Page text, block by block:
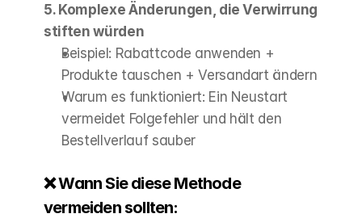
5. Komplexe Änderungen, die Verwirrung
stiften würden
Beispiel: Rabattcode anwenden +
Produkte tauschen + Versandart ändern
Warum es funktioniert: Ein Neustart
vermeidet Folgefehler und hält den
Bestellverlauf sauber
❌ Wann Sie diese Methode
vermeiden sollten: